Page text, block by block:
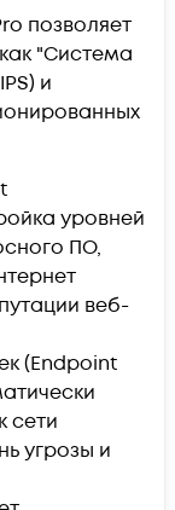
позволяет
"Система
и
уровней
ПО,
веб-
(Endpoint
сети
угрозы и